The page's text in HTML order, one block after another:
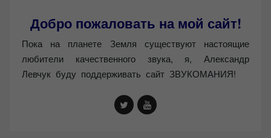
Добро пожаловать на мой сайт!
Пока на планете Земля существуют настоящие
любители качественного звука, я, Александр
Левчук буду поддерживать сайт ЗВУКОМАНИЯ!